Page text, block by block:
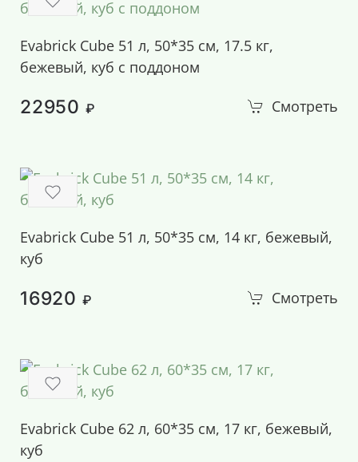
Evabrick Cube 51 л, 50*35 см, 17.5 кг,
бежевый, куб с поддоном
22950 ₽ Смотреть
Evabrick Cube 51 л, 50*35 см, 14 кг, бежевый,
куб
16920 ₽ Смотреть
Evabrick Cube 62 л, 60*35 см, 17 кг, бежевый,
куб